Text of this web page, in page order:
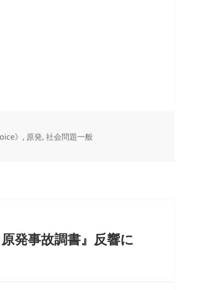
》 , 原発,社会問題一般
発事故調書』反響に